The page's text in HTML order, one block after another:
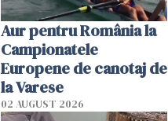
Aur pentru România la
Campionatele
Europene de canotaj de
la Varese
02 AUGUST 2026